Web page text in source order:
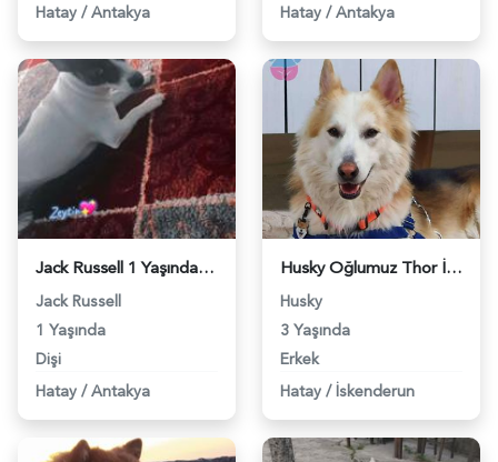
Hatay / Antakya
Hatay / Antakya
Jack Russell 1 Yaşında Kızıma Eş Arıyorum - 5273
Jack Russell
1 Yaşında
Dişi
Hatay / Antakya
Husky Oğlumuz Thor İçin Eş Arıyoruz - 7128
Husky
3 Yaşında
Erkek
Hatay / İskenderun